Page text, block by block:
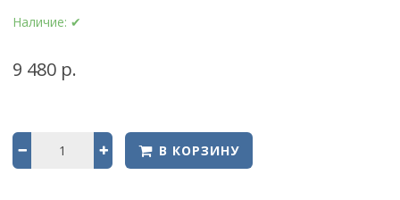
Наличие: ✔
9 480 р.
В КОРЗИНУ